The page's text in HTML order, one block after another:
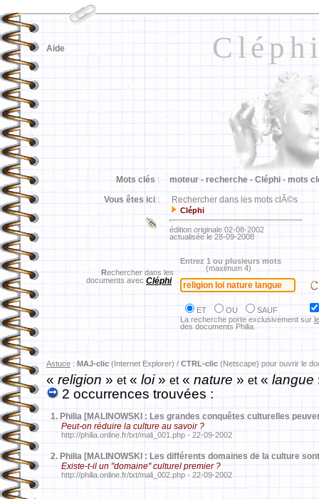
Aide
Mots clés : moteur - recherche - Cléphi - mots
Vous êtes ici : Rechercher dans les mots clÃ©s
Cléphi
édition originale 02-08-2002
actualisée le 28-09-2008
Rechercher dans les
documents avec Cléphi
Entrez 1 ou plusieurs mots
(maximum 4)
ET OU
SAUF
La recherche porte exclusivement sur
des documents Philia.
Astuce : MAJ-clic (Internet Explorer) / CTRL-clic (Netscape) pour ouvrir le
«religion» et« loi» et« nature » et« langue
2 occurrences trouvées :
1. Philia [MALINOWSKI : Les grandes conquêtes culturelles
Peut-on réduire la culture au savoir ?
http://philia.online.fr/txt/mali_001.php - 22-09-2002
2. Philia [MALINOWSKI : Les différents domaines de la culture
Existe-t-il un "domaine" culturel premier ?
http://philia.online.fr/txt/mali_002.php - 22-09-2002